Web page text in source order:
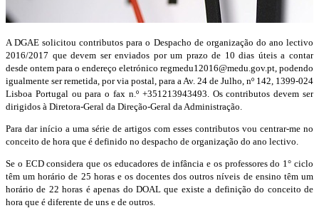
A DGAE solicitou contributos para o Despacho de organização do ano lectivo
2016/2017 que devem ser enviados por um prazo de 10 dias úteis a contar
desde ontem para o endereço eletrónico regmedu12016@medu.gov.pt , podendo
igualmente ser remetida, por via postal, para a Av. 24 de Julho, nº 142, 1399-024
Lisboa Portugal ou para o fax n.º +351213943493. Os contributos devem ser
dirigidos à Diretora-Geral da Direção-Geral da Administração.
Para dar início a uma série de artigos com esses contributos vou centrar-me no
conceito de hora que é definido no despacho de organização do ano lectivo.
Se o ECD considera que os educadores de infância e os professores do 1° ciclo
têm um horário de 25 horas e os docentes dos outros níveis de ensino têm um
horário de 22 horas é apenas do DOAL que existe a definição do conceito de
hora que é diferente de uns e de outros.